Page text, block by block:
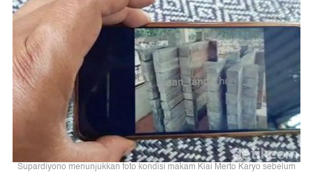
Supardiyono menunjukkan foto kondisi makam Kiai Merto Karyo sebelum